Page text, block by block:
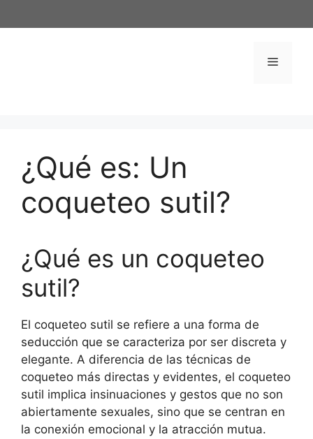
al
Menú
¿Qué es: Un
coqueteo sutil?
¿Qué es un coqueteo
sutil?
El coqueteo sutil se refiere a una forma de
seducción que se caracteriza por ser discreta y
elegante. A diferencia de las técnicas de
coqueteo más directas y evidentes, el coqueteo
sutil implica insinuaciones y gestos que no son
abiertamente sexuales, sino que se centran en
la conexión emocional y la atracción mutua.